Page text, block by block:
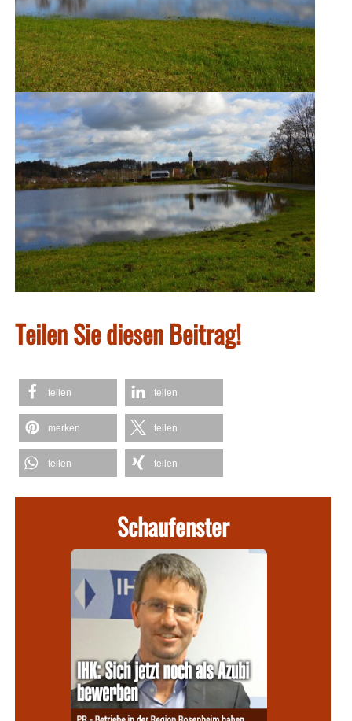
Teilen Sie diesen Beitrag!
teilen teilen
merken teilen
teilen teilen
Schaufenster